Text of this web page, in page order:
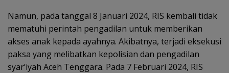
Namun, pada tanggal 8 Januari 2024, RIS kembali tidak
mematuhi perintah pengadilan untuk memberikan
akses anak kepada ayahnya. Akibatnya, terjadi eksekusi
paksa yang melibatkan kepolisian dan pengadilan
syar’iyah Aceh Tenggara. Pada 7 Februari 2024, RIS